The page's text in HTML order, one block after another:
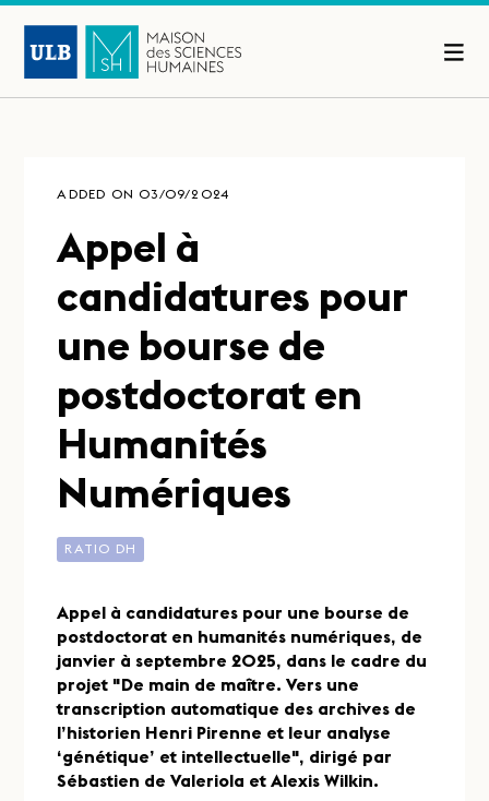
ADDED ON 03/09/2024
Appel à
candidatures pour
une bourse de
postdoctorat en
Humanités
Numériques
RATIO DH
Appel à candidatures pour une bourse de
postdoctorat en humanités numériques, de
janvier à septembre 2025, dans le cadre du
projet "De main de maître. Vers une
transcription automatique des archives de
l’historien Henri Pirenne et leur analyse
‘génétique’ et intellectuelle", dirigé par
Sébastien de Valeriola et Alexis Wilkin.